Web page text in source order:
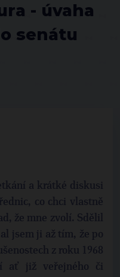
- úvaha
senátu
a krátké diskusi
co chci vlastně
že mne zvolí. Sdělil
jsem ji až tím, že po
z roku 1968
ať již veřejného či